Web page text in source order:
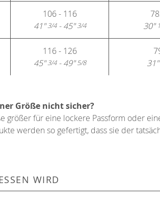
106 - 116
41"3/4- 45"3/4
30"
116 - 126
45"3/4- 49"5/8
31"
Größe nicht sicher?
größer für eine lockere Passform oder
werden so gefertigt, dass sie der
WIRD